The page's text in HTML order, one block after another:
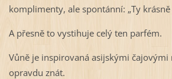
komplimenty, ale spontánní: „Ty krásně
A přesně to vystihuje celý ten parfém.
Vůně je inspirovaná asijskými
opravdu znát.